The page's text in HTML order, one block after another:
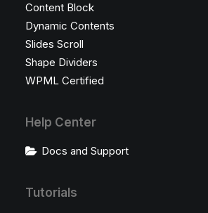
Content Block
Dynamic Contents
Slides Scroll
Shape Dividers
WPML Certified
Help Center
Docs and Support
Tutorials